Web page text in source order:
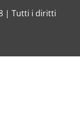
| Tutti i diritti